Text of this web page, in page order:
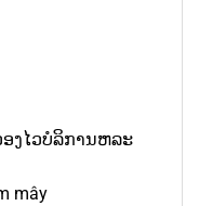
ງໄວບໍລິການຫລະ
mây